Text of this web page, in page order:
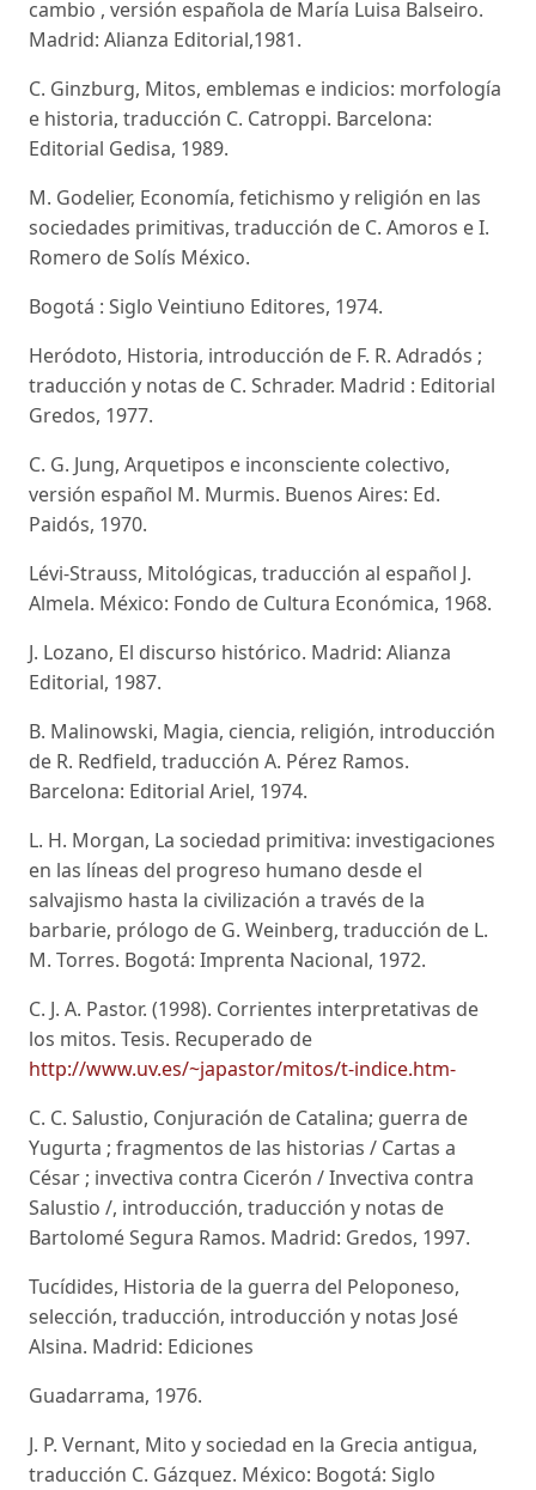
cambio , versión española de María Luisa Balseiro.
Madrid: Alianza Editorial,1981.
C. Ginzburg, Mitos, emblemas e indicios: morfología
e historia, traducción C. Catroppi. Barcelona:
Editorial Gedisa, 1989.
M. Godelier, Economía, fetichismo y religión en las
sociedades primitivas, traducción de C. Amoros e I.
Romero de Solís México.
Bogotá : Siglo Veintiuno Editores, 1974.
Heródoto, Historia, introducción de F. R. Adradós ;
traducción y notas de C. Schrader. Madrid : Editorial
Gredos, 1977.
C. G. Jung, Arquetipos e inconsciente colectivo,
versión español M. Murmis. Buenos Aires: Ed.
Paidós, 1970.
Lévi-Strauss, Mitológicas, traducción al español J.
Almela. México: Fondo de Cultura Económica, 1968.
J. Lozano, El discurso histórico. Madrid: Alianza
Editorial, 1987.
B. Malinowski, Magia, ciencia, religión, introducción
de R. Redfield, traducción A. Pérez Ramos.
Barcelona: Editorial Ariel, 1974.
L. H. Morgan, La sociedad primitiva: investigaciones
en las líneas del progreso humano desde el
salvajismo hasta la civilización a través de la
barbarie, prólogo de G. Weinberg, traducción de L.
M. Torres. Bogotá: Imprenta Nacional, 1972.
C. J. A. Pastor. (1998). Corrientes interpretativas de
los mitos. Tesis. Recuperado de
http://www.uv.es/~japastor/mitos/t-indice.htm-
C. C. Salustio, Conjuración de Catalina; guerra de
Yugurta ; fragmentos de las historias / Cartas a
César ; invectiva contra Cicerón / Invectiva contra
Salustio /, introducción, traducción y notas de
Bartolomé Segura Ramos. Madrid: Gredos, 1997.
Tucídides, Historia de la guerra del Peloponeso,
selección, traducción, introducción y notas José
Alsina. Madrid: Ediciones
Guadarrama, 1976.
J. P. Vernant, Mito y sociedad en la Grecia antigua,
traducción C. Gázquez. México: Bogotá: Siglo